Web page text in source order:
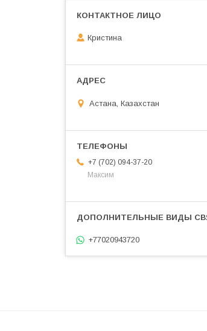
Кристина
Астана, Казахстан
+7 (702) 094-37-20
Максим
+77020943720